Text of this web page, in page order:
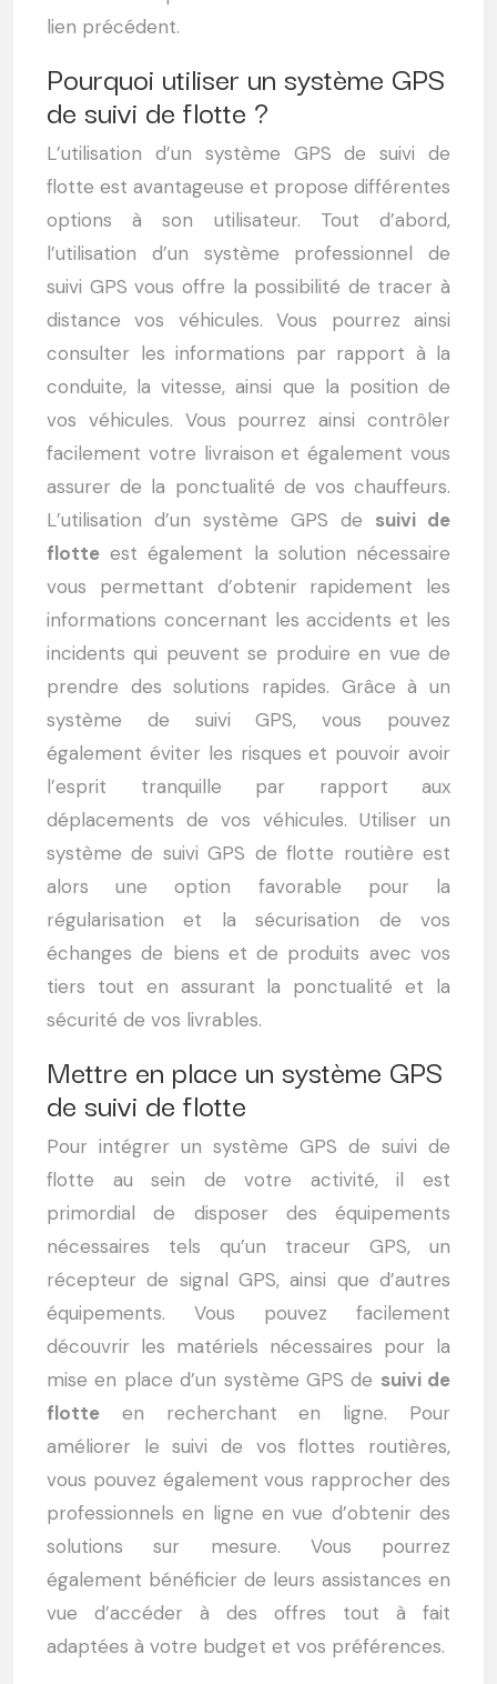
lien précédent.
Pourquoi utiliser un système GPS
de suivi de flotte ?
L’utilisation d’un système GPS de suivi de
flotte est avantageuse et propose différentes
options à son utilisateur. Tout d’abord,
l’utilisation d’un système professionnel de
suivi GPS vous offre la possibilité de tracer à
distance vos véhicules. Vous pourrez ainsi
consulter les informations par rapport à la
conduite, la vitesse, ainsi que la position de
vos véhicules. Vous pourrez ainsi contrôler
facilement votre livraison et également vous
assurer de la ponctualité de vos chauffeurs.
L’utilisation d’un système GPS de suivi de
flotte est également la solution nécessaire
vous permettant d’obtenir rapidement les
informations concernant les accidents et les
incidents qui peuvent se produire en vue de
prendre des solutions rapides. Grâce à un
système de suivi GPS, vous pouvez
également éviter les risques et pouvoir avoir
l’esprit tranquille par rapport aux
déplacements de vos véhicules. Utiliser un
système de suivi GPS de flotte routière est
alors une option favorable pour la
régularisation et la sécurisation de vos
échanges de biens et de produits avec vos
tiers tout en assurant la ponctualité et la
sécurité de vos livrables.
Mettre en place un système GPS
de suivi de flotte
Pour intégrer un système GPS de suivi de
flotte au sein de votre activité, il est
primordial de disposer des équipements
nécessaires tels qu’un traceur GPS, un
récepteur de signal GPS, ainsi que d’autres
équipements. Vous pouvez facilement
découvrir les matériels nécessaires pour la
mise en place d’un système GPS de suivi de
flotte en recherchant en ligne. Pour
améliorer le suivi de vos flottes routières,
vous pouvez également vous rapprocher des
professionnels en ligne en vue d’obtenir des
solutions sur mesure. Vous pourrez
également bénéficier de leurs assistances en
vue d’accéder à des offres tout à fait
adaptées à votre budget et vos préférences.